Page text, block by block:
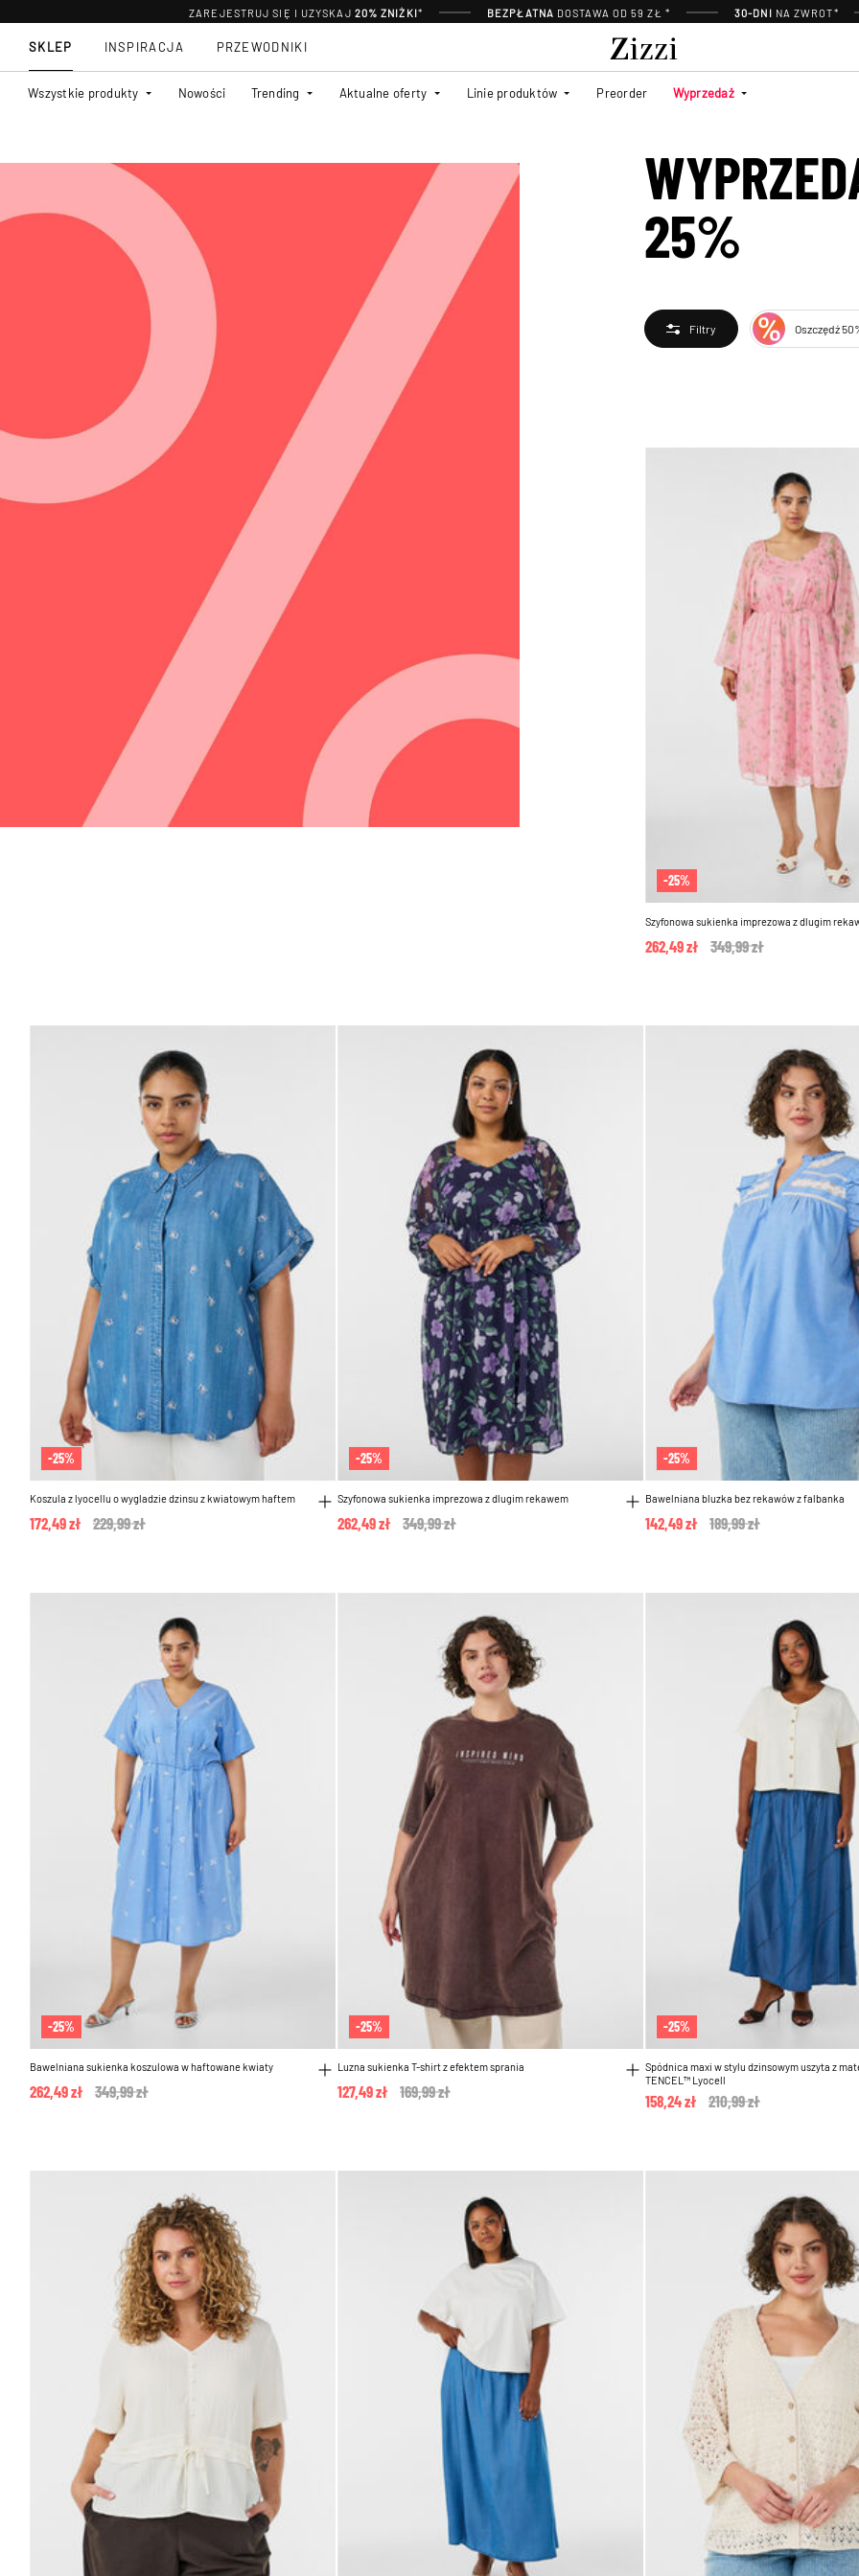
ZAREJESTRUJ SIĘ I UZYSKAJ 20% ZNIŻKI* BEZPŁATNA DOSTAWA OD 59 ZŁ * 30-DNI NA ZWROT*
SKLEP
Wszystkie produkty Nowości Trending Aktualne oferty Linie produktów Preorder Wyprzedaż
INSPIRACJA PRZEWODNIKI
25%
Filtry Oszczędź
-25%
Szyfonowa sukienka imprezowa z dlugim
Price reduced from
349,99 zł
262,49 zł
-25%
Koszula z lyocellu o wygladzie dzinsu z kwiatowym haftem
Price reduced from
229,99 zł
172,49 zł
-25%
Szyfonowa sukienka imprezowa z dlugim rekawem
Price reduced from
349,99 zł
262,49 zł
-25%
Bawelniana bluzka bez rekawów z falbanka
Price reduced from
189,99 zł
142,49 zł
-25%
Bawelniana sukienka koszulowa w haftowane kwiaty
Price reduced from
349,99 zł
262,49 zł
-25%
Luzna sukienka T-shirt z efektem sprania
Price reduced from
169,99 zł
127,49 zł
-25%
Spódnica maxi w stylu dzinsowym uszyta z
TENCEL™ Lyocell
Price reduced from
210,99 zł
158,24 zł